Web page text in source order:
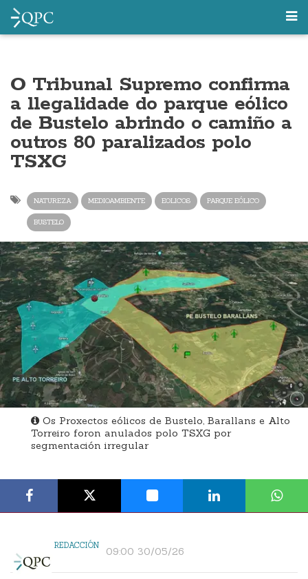
O Tribunal Supremo confirma
a llegalidade do parque eólico
de Bustelo abrindo o camiño a
outros 80 paralizados polo
TSXG
NATUREZA MEDIOAMBIENTE EOLICOS PARQUE EÓLICO
BUSTELO
Os Proxectos eólicos de Bustelo, Barallans e Alto
Torreiro foron anulados polo TSXG por
segmentación irregular
REDACCIÓN 09:00 30/05/26